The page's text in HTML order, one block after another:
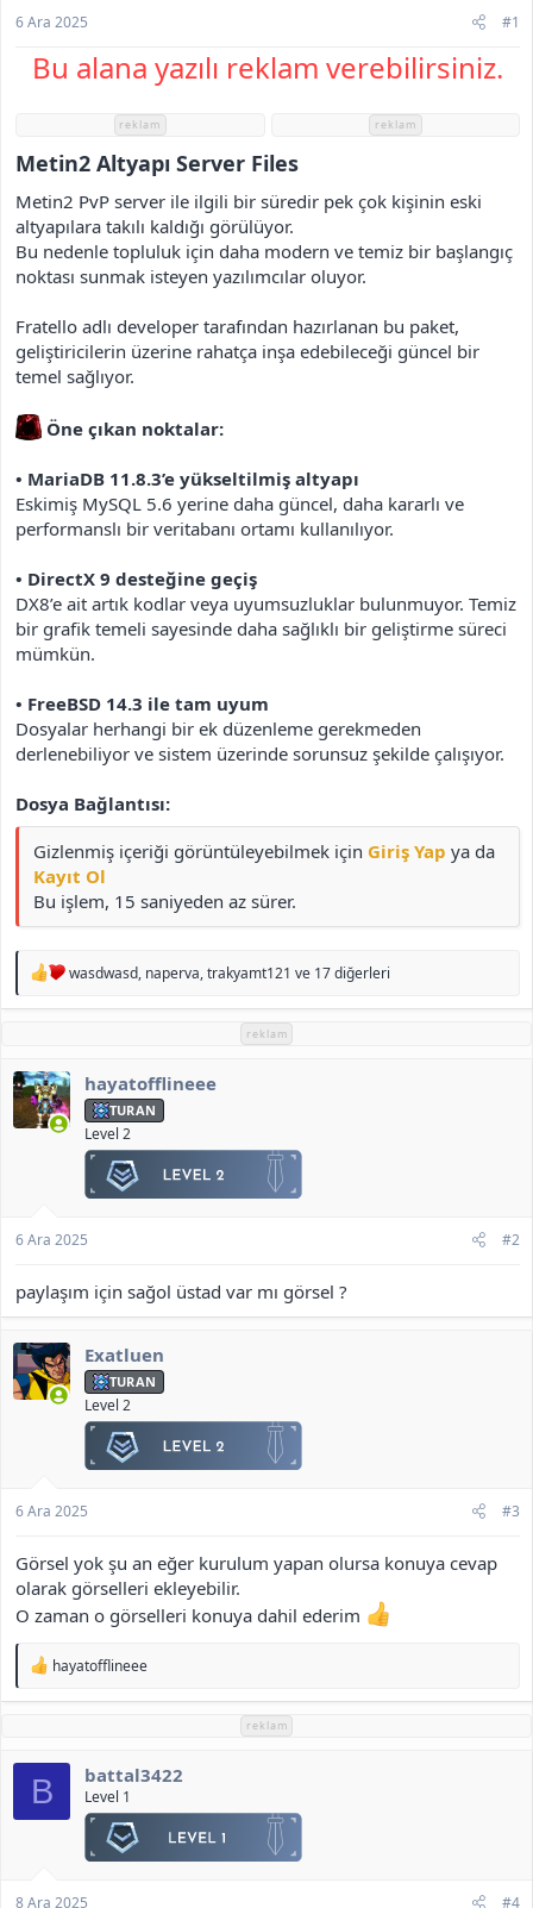
6 Ara 2025 #1
Bu alana yazılı reklam verebilirsiniz.
reklam reklam
Metin2 Altyapı Server Files​
Metin2 PvP server ile ilgili bir süredir pek çok kişinin eski
altyapılara takılı kaldığı görülüyor.
Bu nedenle topluluk için daha modern ve temiz bir başlangıç
noktası sunmak isteyen yazılımcılar oluyor.
Fratello adlı developer tarafından hazırlanan bu paket,
geliştiricilerin üzerine rahatça inşa edebileceği güncel bir
temel sağlıyor.
Öne çıkan noktalar:
• MariaDB 11.8.3’e yükseltilmiş altyapı
Eskimiş MySQL 5.6 yerine daha güncel, daha kararlı ve
performanslı bir veritabanı ortamı kullanılıyor.
• DirectX 9 desteğine geçiş
DX8’e ait artık kodlar veya uyumsuzluklar bulunmuyor. Temiz
bir grafik temeli sayesinde daha sağlıklı bir geliştirme süreci
mümkün.
• FreeBSD 14.3 ile tam uyum
Dosyalar herhangi bir ek düzenleme gerekmeden
derlenebiliyor ve sistem üzerinde sorunsuz şekilde çalışıyor.
Dosya Bağlantısı:
Gizlenmiş içeriği görüntüleyebilmek için Giriş Yap ya da
Kayıt Ol
Bu işlem, 15 saniyeden az sürer.
T
p
l
e
r
:
wasdwasd, naperva,trakyamt121 ve 17 diğerleri
reklam
hayatofflineee
TURAN
Level 2
6 Ara 2025 #2
paylaşım için sağol üstad var mı görsel ?
Exatluen
TURAN
Level 2
6 Ara 2025 #3
Görsel yok şu an eğer kurulum yapan olursa konuya cevap
olarak görselleri ekleyebilir.
O zaman o görselleri konuya dahil ederim
T
p
l
r
:
hayatofflineee
reklam
B battal3422
Level 1
8 Ara 2025 #4